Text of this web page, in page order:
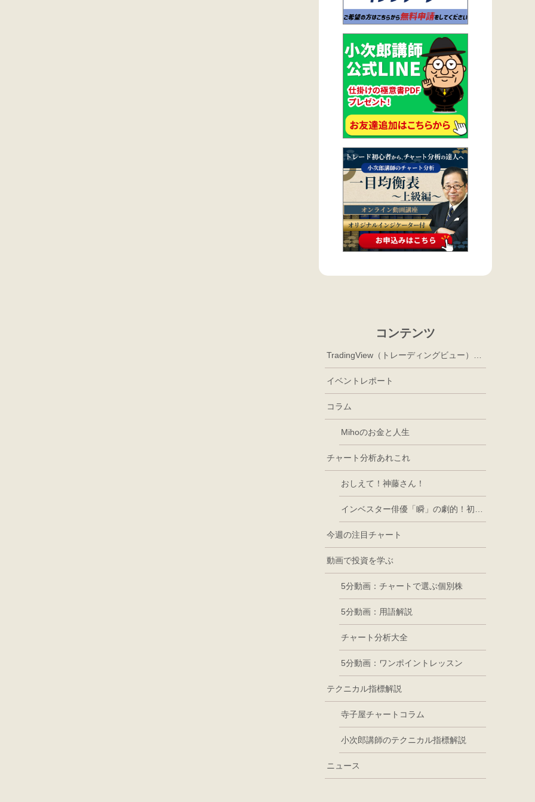
コンテンツ
イベントレポート
コラム
Mihoのお金と人生
チャート分析あれこれ
おしえて！神藤さん！
今週の注目チャート
動画で投資を学ぶ
5分動画：チャートで選ぶ個別株
5分動画：用語解説
チャート分析大全
5分動画：ワンポイントレッスン
テクニカル指標解説
寺子屋チャートコラム
小次郎講師のテクニカル指標解説
ニュース